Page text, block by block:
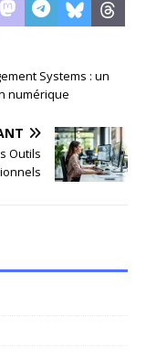
Systems : un
numérique
Outils